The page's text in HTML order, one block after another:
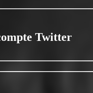
Twitter